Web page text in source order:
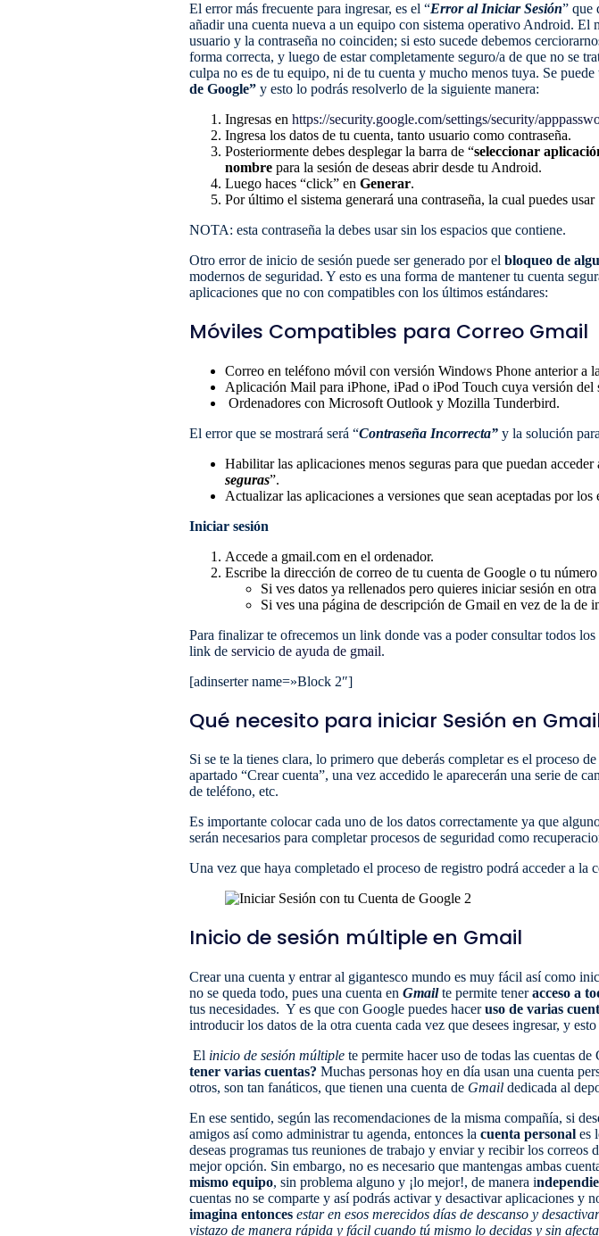
El error más frecuente para ingresar, es el “Error al Iniciar Sesión” que
añadir una cuenta nueva a un equipo con sistema operativo Android. El
usuario y la contraseña no coinciden; si esto sucede debemos
forma correcta, y luego de estar completamente seguro/a de que no se
culpa no es de tu equipo, ni de tu cuenta y mucho menos tuya. Se
de Google” y esto lo podrás resolverlo de la siguiente manera:
Ingresas en https://security.google.com/settings/security/
Ingresa los datos de tu cuenta, tanto usuario como contraseña.
Posteriormente debes desplegar la barra de “seleccionar
nombre para la sesión de deseas abrir desde tu Android.
Luego haces “click” en Generar.
Por último el sistema generará una contraseña, la cual puedes
NOTA: esta contraseña la debes usar sin los espacios que contiene.
Otro error de inicio de sesión puede ser generado por el bloqueo de
modernos de seguridad. Y esto es una forma de mantener tu cuenta
aplicaciones que no con compatibles con los últimos estándares:
Móviles Compatibles para Correo Gmail
Correo en teléfono móvil con versión Windows Phone anterior a
Aplicación Mail para iPhone, iPad o iPod Touch cuya versión del
Ordenadores con Microsoft Outlook y Mozilla Tunderbird.
El error que se mostrará será “Contraseña Incorrecta” y la solución
Habilitar las aplicaciones menos seguras para que puedan
seguras”.
Actualizar las aplicaciones a versiones que sean aceptadas por los
Iniciar sesión
Accede a gmail.com en el ordenador.
Escribe la dirección de correo de tu cuenta de Google o tu
Si ves datos ya rellenados pero quieres iniciar sesión en
Si ves una página de descripción de Gmail en vez de la de
Para finalizar te ofrecemos un link donde vas a poder consultar todos
link de servicio de ayuda de gmail.
[adinserter name=»Block 2″]
Qué necesito para iniciar Sesión en
Si se te la tienes clara, lo primero que deberás completar es el proceso
apartado “Crear cuenta”, una vez accedido le aparecerán una serie de
de teléfono, etc.
Es importante colocar cada uno de los datos correctamente ya que
serán necesarios para completar procesos de seguridad como
Una vez que haya completado el proceso de registro podrá acceder a la
Inicio de sesión múltiple en Gmail
Crear una cuenta y entrar al gigantesco mundo es muy fácil así como
no se queda todo, pues una cuenta en Gmailte permite teneracceso a
tus necesidades. Y es que con Google puedes haceruso de varias
introducir los datos de la otra cuenta cada vez que desees ingresar, y
El inicio de sesión múltiple te permite hacer uso de todas las cuentas
tener varias cuentas? Muchas personas hoy en día usan una cuenta
otros, son tan fanáticos, que tienen una cuenta de Gmail dedicada al
En ese sentido, según las recomendaciones de la misma compañía, si
amigos así como administrar tu agenda, entonces la cuenta personal es
deseas programas tus reuniones de trabajo y enviar y recibir los correos
mejor opción. Sin embargo, no es necesario que mantengas ambas
mismo equipo, sin problema alguno y ¡lo mejor!, de manera i
cuentas no se comparte y así podrás activar y desactivar aplicaciones y
imagina entonces estar en esos merecidos días de descanso y
vistazo de manera rápida y fácil cuando tú mismo lo decidas y sin